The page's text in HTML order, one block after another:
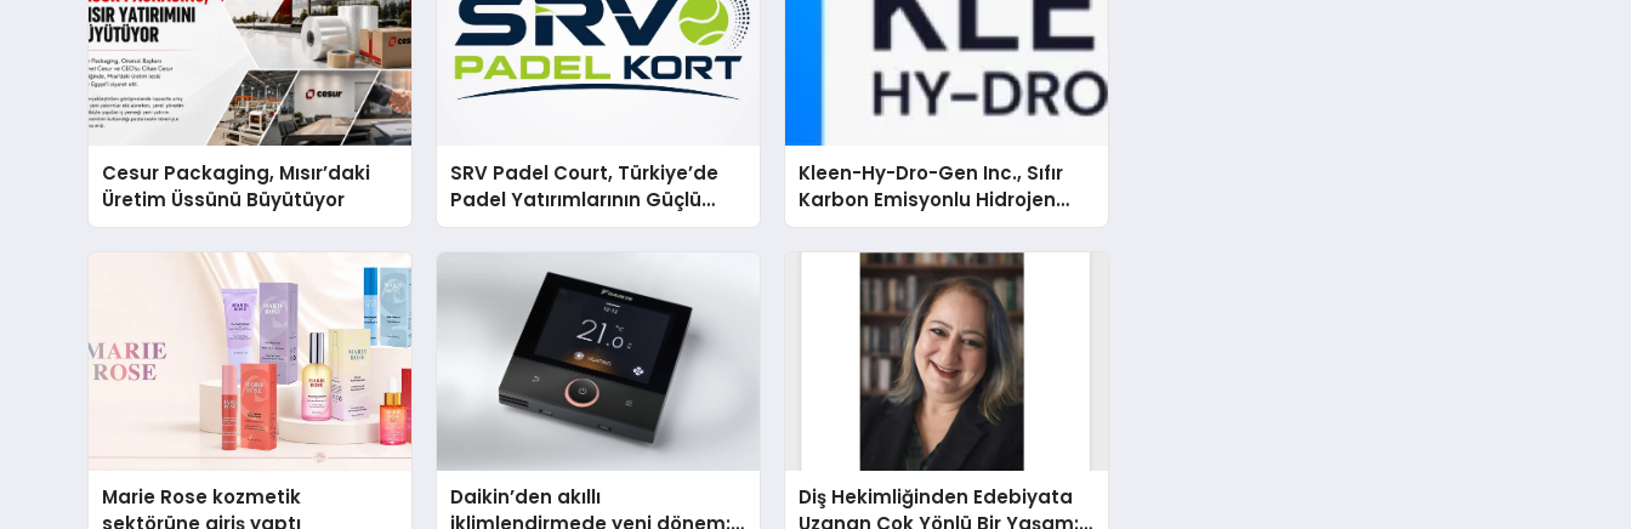
Cesur Packaging, Mısır’daki
Üretim Üssünü Büyütüyor
SRV Padel Court, Türkiye’de
Padel Yatırımlarının Güçlü
Markası Olmayı Sürdürüyor
Kleen-Hy-Dro-Gen Inc., Sıfır
Karbon Emisyonlu Hidrojen
Isıtma Teknolojisinde ISO ve
TSSA Düzenleyici Onaylarını
Marie Rose kozmetik
sektörüne giriş yaptı
Daikin’den akıllı
iklimlendirmede yeni dönem:
Diş Hekimliğinden Edebiyata
Uzanan Çok Yönlü Bir Yaşam: